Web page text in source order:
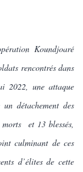
Koundjoaré
rencontrés dans
2022 , une attaque
détachement des
et 13 blessés,
culminant de ces
d’élites de cette